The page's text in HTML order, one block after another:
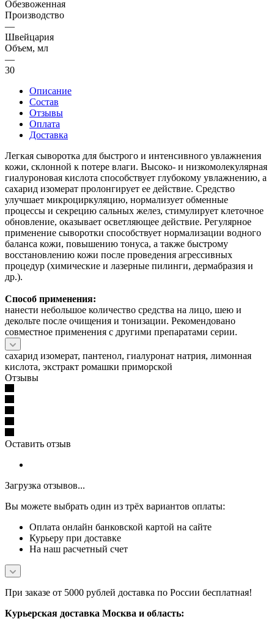
Обезвоженная
Производство
—
Швейцария
Объем, мл
—
30
Описание
Состав
Отзывы
Оплата
Доставка
Легкая сыворотка для быстрого и интенсивного увлажнения
кожи, склонной к потере влаги. Высоко- и низкомолекулярная
гиалуроновая кислота способствует глубокому увлажнению, а
сахарид изомерат пролонгирует ее действие. Средство
улучшает микроциркуляцию, нормализует обменные
процессы и секрецию сальных желез, стимулирует клеточное
обновление, оказывает осветляющее действие. Регулярное
применение сыворотки способствует нормализации водного
баланса кожи, повышению тонуса, а также быстрому
восстановлению кожи после проведения агрессивных
процедур (химические и лазерные пилинги, дермабразия и
др.).
Способ применения:
нанести небольшое количество средства на лицо, шею и
декольте после очищения и тонизации. Рекомендовано
совместное применения с другими препаратами серии.
сахарид изомерат, пантенол, гиалуронат натрия, лимонная
кислота, экстракт ромашки приморской
Отзывы
Оставить отзыв
Загрузка отзывов...
Вы можете выбрать один из трёх вариантов оплаты:
Оплата онлайн банковской картой на сайте
Курьеру при доставке
На наш расчетный счет
При заказе от 5000 рублей доставка по России бесплатная!
Курьерская доставка Москва и область: